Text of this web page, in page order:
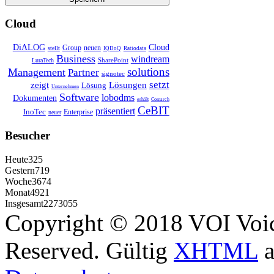
Cloud
DiALOG stellt Group neuen IQDoQ Ratiodata Cloud
LuraTech Business SharePoint windream
Management Partner signotec solutions
zeigt Unternehmen Lösung Lösungen setzt
Dokumenten Software lobodms erhält Comarch
InoTec neuer Enterprise präsentiert CeBIT
Besucher
Heute325
Gestern719
Woche3674
Monat4921
Insgesamt2273055
Copyright © 2018 VOI
Reserved. Gültig XHTML